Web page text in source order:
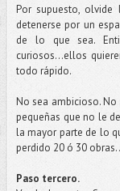
Por supuesto,
detenerse por un
de lo que sea.
curiosos...ellos
todo rápido.
No sea ambicioso.
pequeñas que no le
la mayor parte de lo
perdido 20 ó 30
Paso tercero.